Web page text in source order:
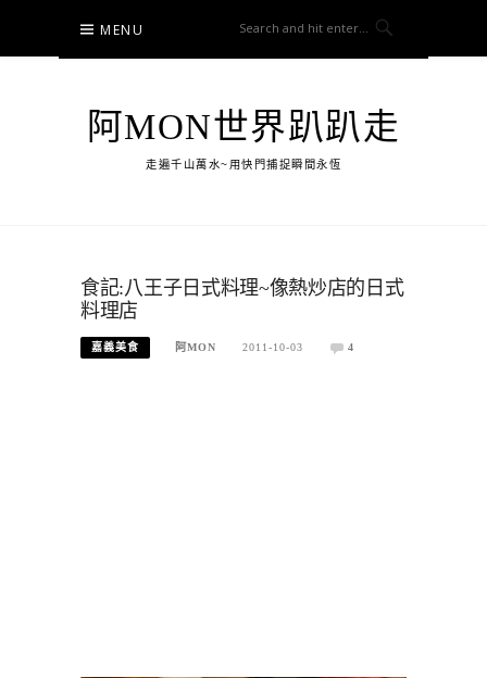
content
MENU
阿MON世界趴趴走
走遍千山萬水~用快門捕捉瞬間永恆
食記:八王子日式料理~像熱炒店的日式
料理店
嘉義美食 阿MON 2011-10-03 4